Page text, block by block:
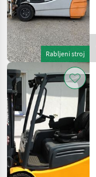
Rabljeni stroj